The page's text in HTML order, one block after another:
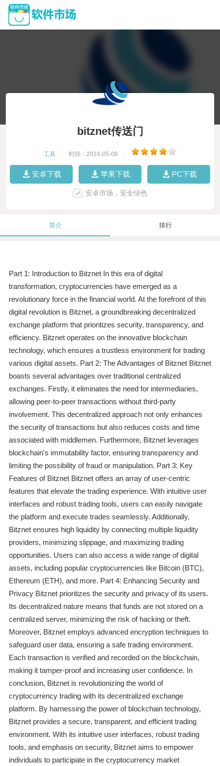
bitznet传送门
工具 时间：2024-05-08
安卓下载 苹果下载 PC下载
安卓市场，安全绿色
简介 排行
Part 1: Introduction to Bitznet In this era of digital
transformation, cryptocurrencies have emerged as a
revolutionary force in the financial world. At the forefront of this
digital revolution is Bitznet, a groundbreaking decentralized
exchange platform that prioritizes security, transparency, and
efficiency. Bitznet operates on the innovative blockchain
technology, which ensures a trustless environment for trading
various digital assets. Part 2: The Advantages of Bitznet Bitznet
boasts several advantages over traditional centralized
exchanges. Firstly, it eliminates the need for intermediaries,
allowing peer-to-peer transactions without third-party
involvement. This decentralized approach not only enhances
the security of transactions but also reduces costs and time
associated with middlemen. Furthermore, Bitznet leverages
blockchain's immutability factor, ensuring transparency and
limiting the possibility of fraud or manipulation. Part 3: Key
Features of Bitznet Bitznet offers an array of user-centric
features that elevate the trading experience. With intuitive user
interfaces and robust trading tools, users can easily navigate
the platform and execute trades seamlessly. Additionally,
Bitznet ensures high liquidity by connecting multiple liquidity
providers, minimizing slippage, and maximizing trading
opportunities. Users can also access a wide range of digital
assets, including popular cryptocurrencies like Bitcoin (BTC),
Ethereum (ETH), and more. Part 4: Enhancing Security and
Privacy Bitznet prioritizes the security and privacy of its users.
Its decentralized nature means that funds are not stored on a
centralized server, minimizing the risk of hacking or theft.
Moreover, Bitznet employs advanced encryption techniques to
safeguard user data, ensuring a safe trading environment.
Each transaction is verified and recorded on the blockchain,
making it tamper-proof and increasing user confidence. In
conclusion, Bitznet is revolutionizing the world of
cryptocurrency trading with its decentralized exchange
platform. By harnessing the power of blockchain technology,
Bitznet provides a secure, transparent, and efficient trading
environment. With its intuitive user interfaces, robust trading
tools, and emphasis on security, Bitznet aims to empower
individuals to participate in the cryptocurrency market